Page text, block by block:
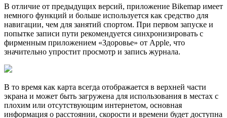
В отличие от предыдущих версий, приложение Bikemap имеет
немного функций и больше используется как средство для
навигации, чем для занятий спортом. При первом запуске и
попытке записи пути рекомендуется синхронизировать с
фирменным приложением «Здоровье» от Apple, что
значительно упростит просмотр и запись журнала.
В то время как карта всегда отображается в верхней части
экрана и может быть загружена для использования в местах с
плохим или отсутствующим интернетом, основная
информация о расстоянии, скорости и времени будет доступна